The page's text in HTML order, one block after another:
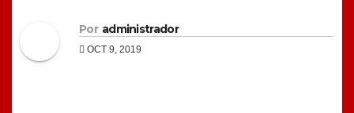
Por administrador
OCT 9, 2019